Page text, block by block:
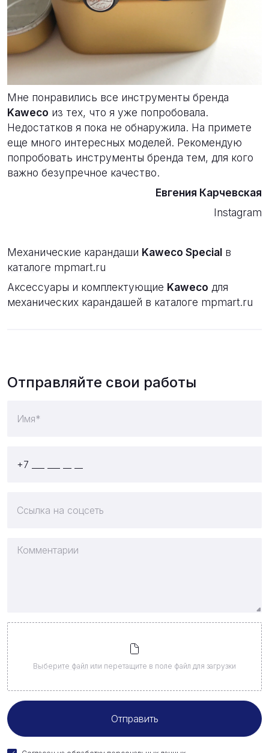
Мне понравились все инструменты бренда
Kaweco из тех, что я уже попробовала.
Недостатков я пока не обнаружила. На примете
еще много интересных моделей. Рекомендую
попробовать инструменты бренда тем, для кого
важно безупречное качество.
Евгения Карчевская
Instagram
Механические карандаши Kaweco Special в
каталоге mpmart.ru
Аксессуары и комплектующие Kaweco для
механических карандашей в каталоге mpmart.ru
Отправляйте свои работы
Выберите файл или перетащите в поле файл для загрузки